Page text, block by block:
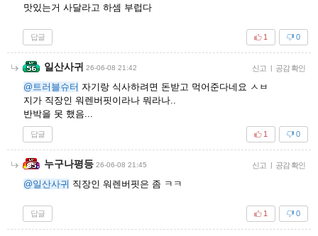
맛있는거 사달라고 하셈 부럽다
답글 0
1
일산사귀 26-06-08 21:42 신고 | 공감 확인
@트러블슈터 자기랑 식사하려면 돈받고 먹어준다네요 ㅅㅂ
지가 직장인 워렌버핏이라나 뭐라나..
반박을 못 했음...
답글 0
1
누구나평등 26-06-08 21:45 신고 | 공감 확인
@일산사귀 직장인 워렌버핏은 좀 ㅋㅋ
답글 0
1